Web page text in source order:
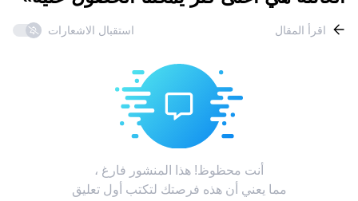
اقرأ المقال استقبال الاشعارات
أنت محظوظ! هذا المنشور فارغ ،
مما يعني أن هذه فرصتك لتكتب أول تعليق